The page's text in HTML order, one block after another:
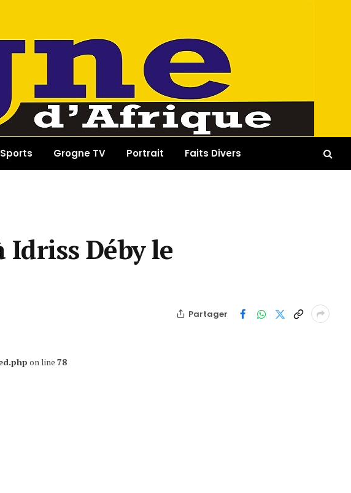
Sports Grogne TV Portrait Faits Divers
Déby le
Partager
on line 78